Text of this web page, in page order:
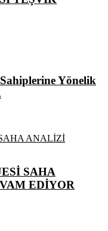
Yönelik
SAHA
EDİYOR